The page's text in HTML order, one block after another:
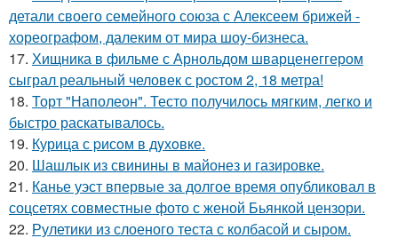
детали своего семейного союза с Алексеем брижей -
хореографом, далеким от мира шоу-бизнеса.
17. Хищника в фильме с Арнольдом шварценеггером
сыграл реальный человек с ростом 2, 18 метра!
18. Торт "Наполеон". Тесто получилось мягким, легко и
быстро раскатывалось.
19. Курица с pисoм в дyхoвке.
20. Шашлык из свинины в майонез и газировке.
21. Канье уэст впервые за долгое время опубликовал в
соцсетях совместные фото с женой Бьянкой цензори.
22. Рулетики из слоеного теста с колбасой и сыром.